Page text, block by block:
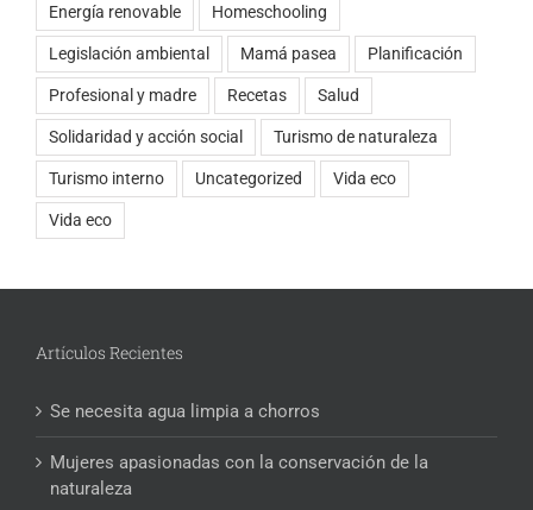
Energía renovable Homeschooling
Legislación ambiental Mamá pasea Planificación
Profesional y madre Recetas Salud
Solidaridad y acción social Turismo de naturaleza
Turismo interno Uncategorized Vida eco
Vida eco
Artículos Recientes
Se necesita agua limpia a chorros
Mujeres apasionadas con la conservación de la
naturaleza